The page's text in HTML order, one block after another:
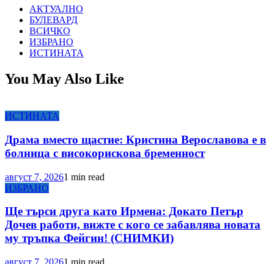
АКТУАЛНО
БУЛЕВАРД
ВСИЧКО
ИЗБРАНО
ИСТИНАТА
You May Also Like
ИСТИНАТА
Драма вместо щастие: Кристина Верославова е в
болница с високорискова бременност
август 7, 20261 min read
ИЗБРАНО
Ще търси друга като Ирмена: Докато Петър
Дочев работи, вижте с кого се забавлява новата
му тръпка Фейгин! (СНИМКИ)
август 7, 20261 min read